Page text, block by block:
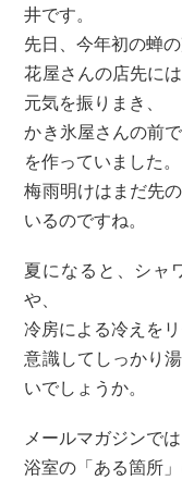
井です。
先日、今年初の蝉
花屋さんの店先に
元気を振りまき、
かき氷屋さんの前
を作っていました。
梅雨明けはまだ先
いるのですね。
夏になると、シャ
や、
冷房による冷えを
意識してしっかり
いでしょうか。
メールマガジンで
浴室の「ある箇所